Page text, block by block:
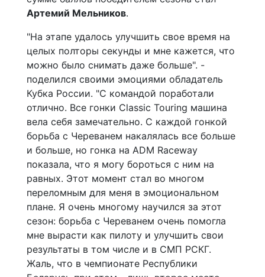
Артемий Мельников.
"На этапе удалось улучшить свое время на
целых полторы секунды и мне кажется, что
можно было снимать даже больше". -
поделился своими эмоциями обладатель
Кубка России. "С командой поработали
отлично. Все гонки Classic Touring машина
вела себя замечательно. С каждой гонкой
борьба с Череванем накалялась все больше
и больше, но гонка на ADM Raceway
показала, что я могу бороться с ним на
равных. Этот момент стал во многом
переломным для меня в эмоциональном
плане. Я очень многому научился за этот
сезон: борьба с Череванем очень помогла
мне вырасти как пилоту и улучшить свои
результаты в том числе и в СМП РСКГ.
Жаль, что в чемпионате Республики